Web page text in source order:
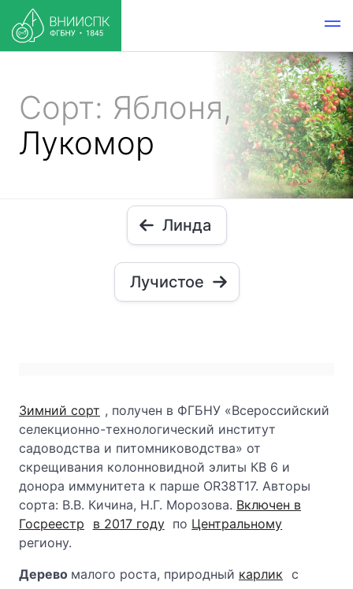
Сорт: Яблоня,
Лукомор
Линда
Лучистое
Зимний сорт , получен в ФГБНУ «Всероссийский
селекционно-технологический институт
садоводства и питомниководства» от
скрещивания колонновидной элиты КВ 6 и
донора иммунитета к парше OR38T17. Авторы
сорта: В.В. Кичина, Н.Г. Морозова. Включен в
Госреестр
в 2017 году по Центральному
региону.
Дерево малого роста, природный карлик с